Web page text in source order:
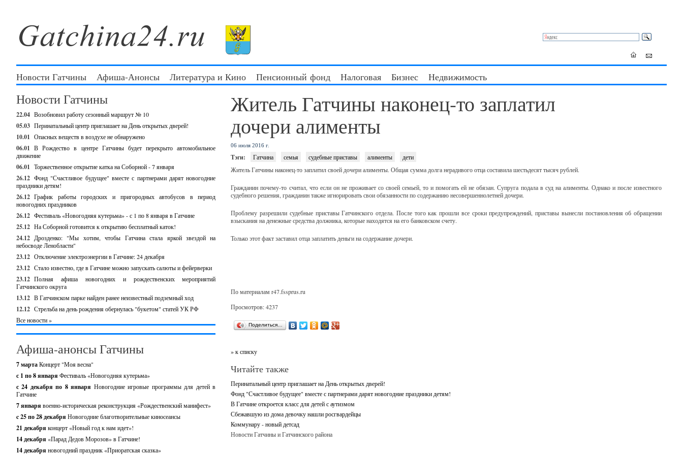
Новости Гатчины Афиша-Анонсы Литература и Кино Пенсионный фонд Налоговая Бизнес Недвижимость
Новости Гатчины
22.04 Возобновил работу сезонный маршрут № 10
05.03 Перинатальный центр приглашает на День открытых дверей!
10.01 Опасных веществ в воздухе не обнаружено
06.01 В Рождество в центре Гатчины будет перекрыто автомобильное
движение
06.01 Торжественное открытие катка на Соборной - 7 января
26.12 Фонд "Счастливое будущее" вместе с партнерами дарят новогодние
праздники детям!
26.12 График работы городских и пригородных автобусов в период
новогодних праздников
26.12 Фестиваль «Новогодняя кутерьма» - с 1 по 8 января в Гатчине
25.12 На Соборной готовится к открытию бесплатный каток!
24.12 Дрозденко: "Мы хотим, чтобы Гатчина стала яркой звездой на
небосводе Ленобласти"
23.12 Отключение электроэнергии в Гатчине: 24 декабря
23.12 Стало известно, где в Гатчине можно запускать салюты и фейерверки
23.12 Полная афиша новогодних и рождественских мероприятий
Гатчинского округа
13.12 В Гатчинском парке найден ранее неизвестный подземный ход
12.12 Стрельба на день рождения обернулась "букетом" статей УК РФ
Все новости »
Афиша-анонсы Гатчины
7 мартаКонцерт "Моя весна"
с 1 по 8 января Фестиваль «Новогодняя кутерьма»
с 24 декабря по 8 января Новогодние игровые программы для детей в
Гатчине
7 января военно-историческая реконструкция «Рождественский манифест»
c 25 по 28 декабря Новогодние благотворительные киносеансы
21 декабря концерт «Новый год к нам идет»!
14 декабря «Парад Дедов Морозов» в Гатчине!
14 декабря новогодний праздник «Приоратская сказка»
Житель Гатчины наконец-то заплатил
дочери алименты
06 июля 2016 г.
Тэги: Гатчина семья судебные приставы алименты
дети
Житель Гатчины наконец-то заплатил своей дочери алименты. Общая сумма долга нерадивого отца составила шестьдесят тысяч рублей.
Гражданин почему-то считал, что если он не проживает со своей семьей, то и помогать ей не обязан. Супруга подала в суд на алименты. Однако и после известного
судебного решения, гражданин также игнорировать свои обязанности по содержанию несовершеннолетней дочери.
Проблему разрешили судебные приставы Гатчинского отдела. После того как прошли все сроки предупреждений, приставы вынесли постановления об обращении
взыскания на денежные средства должника, которые находятся на его банковском счету.
Только этот факт заставил отца заплатить деньги на содержание дочери.
По материалам r47.fssprus.ru
Просмотров: 4237
Поделиться…
» к списку
Читайте также
Перинатальный центр приглашает на День открытых дверей!
Фонд "Счастливое будущее" вместе с партнерами дарят новогодние праздники детям!
В Гатчине откроется класс для детей с аутизмом
Сбежавшую из дома девочку нашли росгвардейцы
Коммунару - новый детсад
Новости Гатчины и Гатчинского района